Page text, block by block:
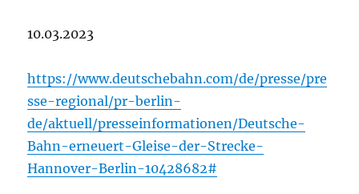
10.03.2023
https://www.deutschebahn.com/de/presse/pre
sse-regional/pr-berlin-
de/aktuell/presseinformationen/Deutsche-
Bahn-erneuert-Gleise-der-Strecke-
Hannover-Berlin-10428682#